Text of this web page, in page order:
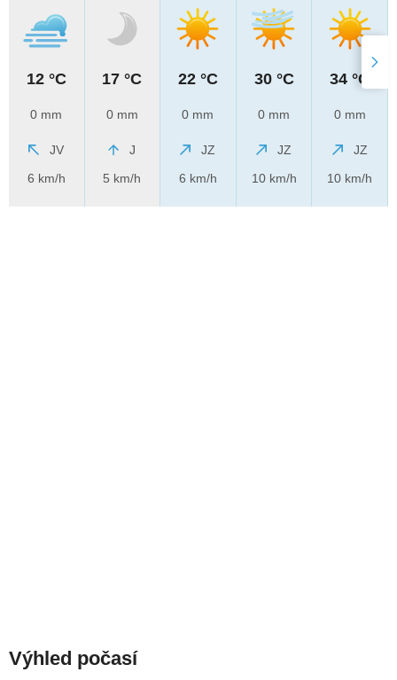
12 °C
0 mm
JV
6 km/h
17 °C
0 mm
J
5 km/h
22 °C
0 mm
JZ
6 km/h
30 °C
0 mm
JZ
10 km/h
34 °C
0 mm
JZ
10 km/h
Výhled počasí